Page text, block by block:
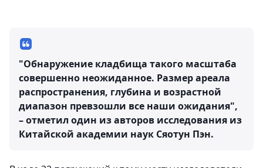
"Обнаружение кладбища такого масштаба
совершенно неожиданное. Размер ареала
распространения, глубина и возрастной
диапазон превзошли все наши ожидания",
– отметил один из авторов исследования из
Китайской академии наук Сяотун Пэн.